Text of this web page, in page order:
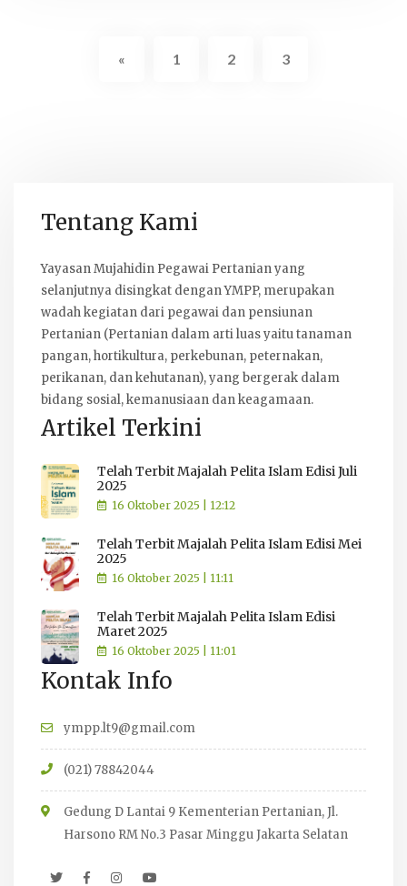
« 1 2 3
Tentang Kami
Yayasan Mujahidin Pegawai Pertanian yang
selanjutnya disingkat dengan YMPP, merupakan
wadah kegiatan dari pegawai dan pensiunan
Pertanian (Pertanian dalam arti luas yaitu tanaman
pangan, hortikultura, perkebunan, peternakan,
perikanan, dan kehutanan), yang bergerak dalam
bidang sosial, kemanusiaan dan keagamaan.
Artikel Terkini
Telah Terbit Majalah Pelita Islam Edisi Juli
2025
16 Oktober 2025 | 12:12
Telah Terbit Majalah Pelita Islam Edisi Mei
2025
16 Oktober 2025 | 11:11
Telah Terbit Majalah Pelita Islam Edisi
Maret 2025
16 Oktober 2025 | 11:01
Kontak Info
ympp.lt9@gmail.com
(021) 78842044
Gedung D Lantai 9 Kementerian Pertanian, Jl.
Harsono RM No.3 Pasar Minggu Jakarta Selatan